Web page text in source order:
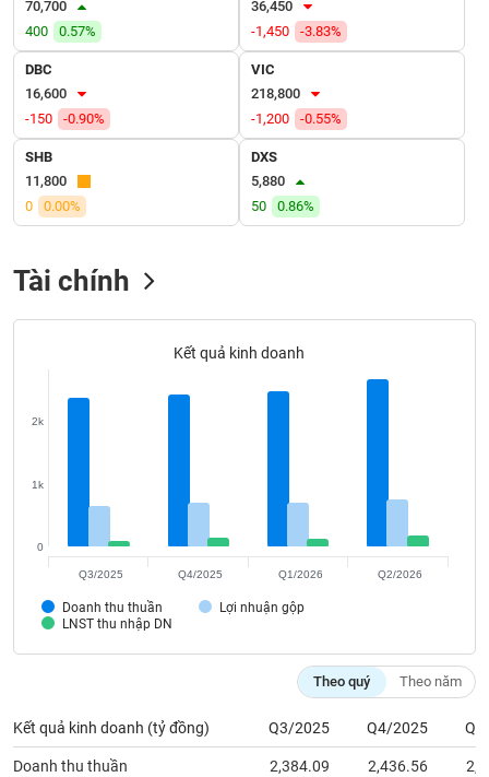
70,700
400
0.57%
36,450
-1,450
-3.83%
DBC
16,600
-150
-0.90%
VIC
218,800
-1,200
-0.55%
SHB
11,800
0
0.00%
DXS
5,880
50
0.86%
Tài chính
Kết quả kinh doanh
Doanh thu thuần
Lợi nhuận gộp
LNST thu nhập DN
0
1k
2k
Q3/2025 Q4/2025 Q1/2026 Q2/2026
Theo quý Theo năm
Kết quả kinh doanh (tỷ đồng) Q3/2025 Q4/2025
Doanh thu thuần 2,384.09 2,436.56
VỤ
TRUYỀN
THÔNG
TIỆN
ÍCH
BẤT
ĐỘNG
chứng
Lãnh
đạo
Tất cả Người nội bộ
(-)